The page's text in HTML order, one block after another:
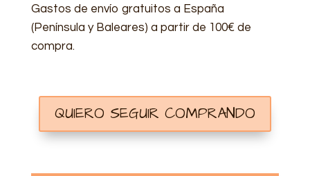
Gastos de envío gratuitos a España
(Península y Baleares) a partir de 100€ de
compra.
QUIERO SEGUIR COMPRANDO